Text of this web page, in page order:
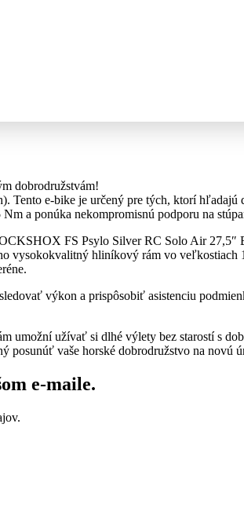
dobrodružstvám!
Tento e-bike je určený pre tých, ktorí
a ponúka nekompromisnú podporu na
FS Psylo Silver RC Solo Air 27,5″
vysokokvalitný hliníkový rám vo
výkon a prispôsobiť asistenciu
umožní užívať si dlhé výlety bez starostí s
posunúť vaše horské dobrodružstvo na novú
e-maile.